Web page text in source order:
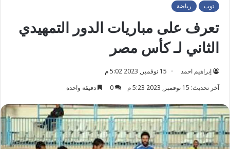
توب رياضة
تعرف على مباريات الدور التمهيدي
الثاني لـ كأس مصر
إبراهيم احمد
15 نوفمبر, 2023 5:02 م
آخر تحديث: 15 نوفمبر, 2023 5:23 م
0 دقيقة واحدة